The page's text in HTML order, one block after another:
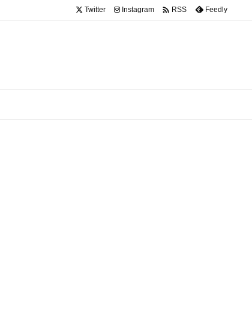
Twitter Instagram  RSS Feedly